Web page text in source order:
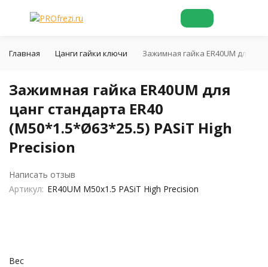
Главная Цанги гайки ключи Зажимная гайка ER40UM для
Зажимная гайка ER40UM для
цанг стандарта ER40
(M50*1.5*Ø63*25.5) PASiT High
Precision
Написать отзыв
Артикул: ER40UM M50x1.5 PASiT High Precision
Вес